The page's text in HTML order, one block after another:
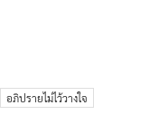
อภิปรายไม่ไว้วางใจ